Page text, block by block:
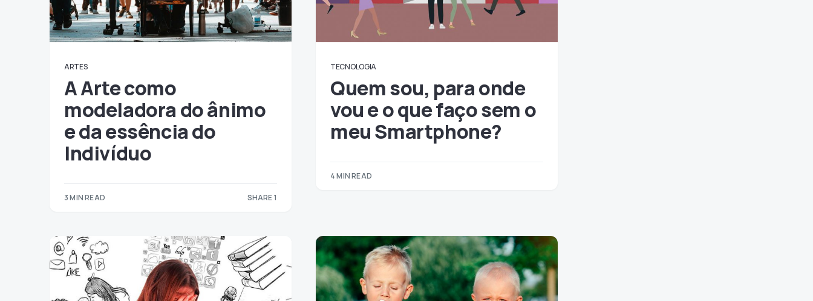
ARTES
A Arte como
modeladora do ânimo
e da essência do
Indivíduo
3 MIN READ SHARE 1
TECNOLOGIA
Quem sou, para onde
vou e o que faço sem o
meu Smartphone?
4 MIN READ